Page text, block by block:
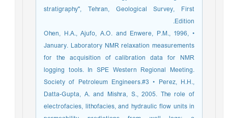
stratigraphy", Tehran, Geological Survey, First
Edition.
• Ohen, H.A., Ajufo, A.O. and Enwere, P.M., 1996,
January. Laboratory NMR relaxation measurements
for the acquisition of calibration data for NMR
logging tools. In SPE Western Regional Meeting.
Society of Petroleum Engineers.#3 • Perez, H.H.,
Datta-Gupta, A. and Mishra, S., 2005. The role of
electrofacies, lithofacies, and hydraulic flow units in